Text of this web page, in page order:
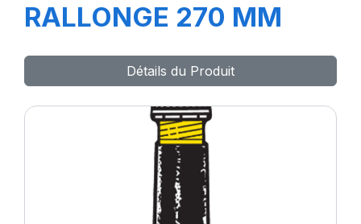
RALLONGE 270 MM
Détails du Produit